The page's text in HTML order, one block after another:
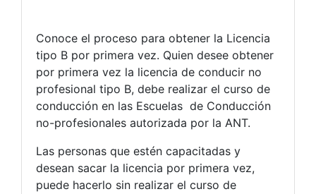
Conoce el proceso para obtener la Licencia
tipo B por primera vez. Quien desee obtener
por primera vez la licencia de conducir no
profesional tipo B, debe realizar el curso de
conducción en las Escuelas de Conducción
no-profesionales autorizada por la ANT.
Las personas que estén capacitadas y
desean sacar la licencia por primera vez,
puede hacerlo sin realizar el curso de